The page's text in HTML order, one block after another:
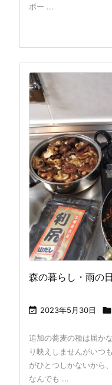
ボー ...
森の暮らし・雨の
 2023年5月30日 
追加の蕎麦の種は届か
り映えしませんがいつ
がひとつしかないから
なんでも ...